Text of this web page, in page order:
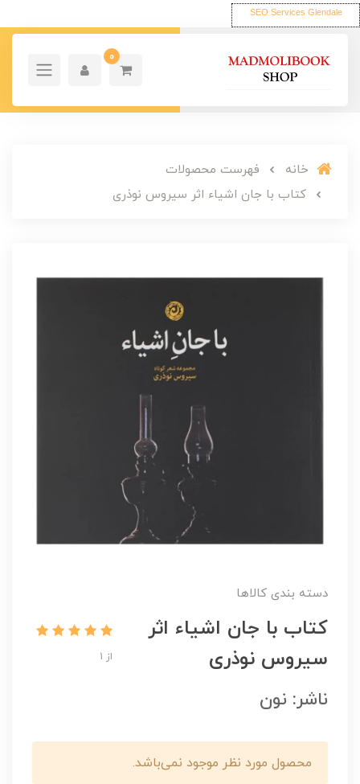
SEO Services Glendale
0
خانه
فهرست محصولات
کتاب با جان اشیاء اثر سیروس نوذری
دسته بندی کالاها
کتاب با جان اشیاء اثر
سیروس نوذری
از 1
ناشر: نون
محصول مورد نظر موجود نمی‌باشد.